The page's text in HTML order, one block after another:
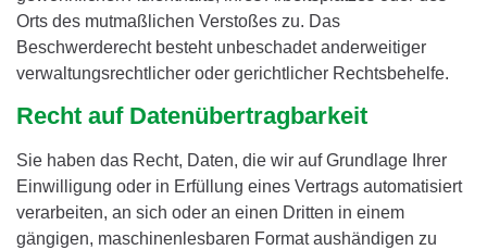
Orts des mutmaßlichen Verstoßes zu. Das
Beschwerderecht besteht unbeschadet anderweitiger
verwaltungsrechtlicher oder gerichtlicher Rechtsbehelfe.
Recht auf Daten­übertrag­barkeit
Sie haben das Recht, Daten, die wir auf Grundlage Ihrer
Einwilligung oder in Erfüllung eines Vertrags automatisiert
verarbeiten, an sich oder an einen Dritten in einem
gängigen, maschinenlesbaren Format aushändigen zu